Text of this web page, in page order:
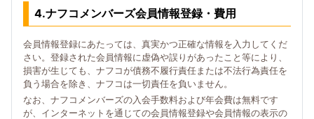
4.ナフコメンバーズ会員情報登録・費用
会員情報登録にあたっては、真実かつ正確な情報を入力してくだ
さい。登録された会員情報に虚偽や誤りがあったこと等により、
損害が生じても、ナフコが債務不履行責任または不法行為責任を
負う場合を除き、ナフコは一切責任を負いません。
なお、ナフコメンバーズの入会手数料および年会費は無料です
が、インターネットを通じての会員情報登録や会員情報の表示の